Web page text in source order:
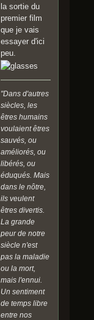
la sortie du
premier film
que je vais
essayer d'ici
peu.
"Dans d'autres
siècles, les
êtres humains
voulaient êtres
sauvés, ou
améliorés, ou
libérés, ou
éduqués. Mais
dans le nôtre,
ils veulent
êtres divertis.
La grande
peur de notre
siècle n'est
pas la maladie
ou la mort,
mais l'ennui.
Un sentiment
de temps libre
entre nos